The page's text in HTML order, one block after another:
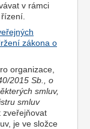
v rámci
zákona o
organizace,
2015 Sb., o
smluv,
smluv
zveřejňovat
je ve složce